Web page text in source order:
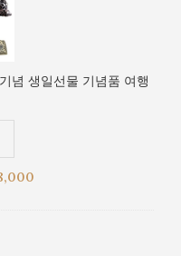
념 생일선물 기념품 여행